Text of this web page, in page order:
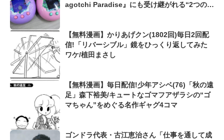
agotchi Paradise』にも受け継がれる“2つの伝
【無料漫画】かりあげクン(1802回)毎日2回配
信!「リバーシブル」鏡をひっくり返してみた
ワケ/植田まさし
【無料漫画】毎日配信!少年アシベ(76)「秋の遠
足」森下裕美/キュートなゴマフアザラシの“ゴ
マちゃん”をめぐる名作ギャグ4コマ
ゴンドラ代表・古江恵治さん「仕事を通して成